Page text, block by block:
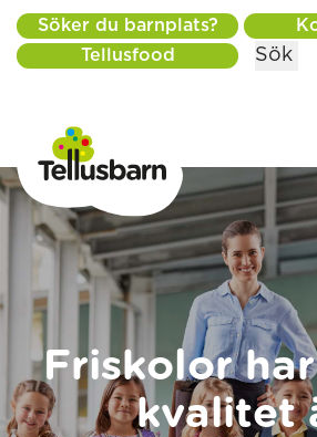
Söker du barnplats?
Tellusfood
Sök
Friskolor
kvalitet